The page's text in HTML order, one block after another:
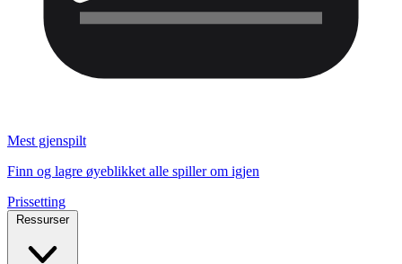
Mest gjenspilt
Finn og lagre øyeblikket alle spiller om igjen
Prissetting
Ressurser